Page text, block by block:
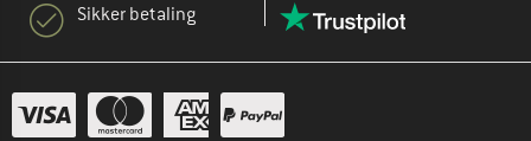
Sikker betaling